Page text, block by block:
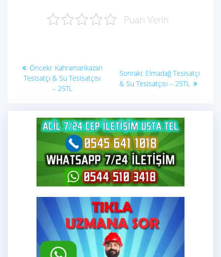
Puan Verin
Yazı
gezinmesi
Önceki: Önceki
yazı:
Kahramankazan
Tesisatçı & Su Tesisatçısı
– 25TL
Sonraki: Sonraki
yazı:
Elmadağ Tesisatçı
& Su Tesisatçısı – 25TL